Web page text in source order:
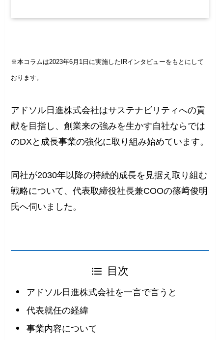
※本コラムは2023年6月1日に実施したIRインタビューをもとにして
おります。
アドソル日進株式会社はサステナビリティへの貢
献を目指し、創業来の強みを生かす自社ならでは
のDXと成長事業の強化に取り組み始めています。
同社が2030年以降の持続的成長を見据え取り組む
戦略について、代表取締役社長兼COOの篠﨑俊明
氏へ伺いました。
目次
アドソル日進株式会社を一言で言うと
代表就任の経緯
事業内容について